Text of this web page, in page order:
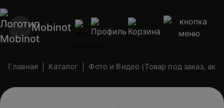
Mobinot
Главная Каталог Фото и Видео (Товар под заказ,